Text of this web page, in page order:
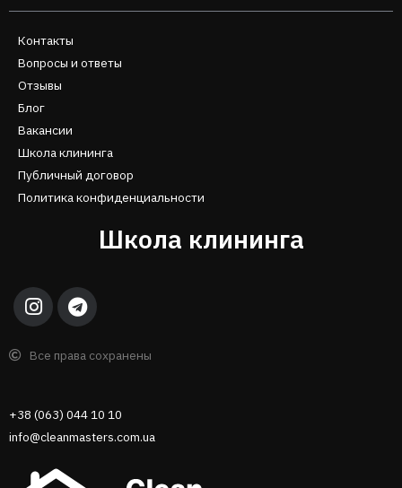
Контакты
Вопросы и ответы
Отзывы
Блог
Вакансии
Школа клининга
Публичный договор
Политика конфиденциальности
Школа клининга
+38 (063) 044 10 10
info@cleanmasters.com.ua
Все права сохранены